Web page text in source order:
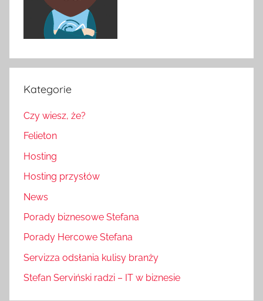
Kategorie
Czy wiesz, że?
Felieton
Hosting
Hosting przysłów
News
Porady biznesowe Stefana
Porady Hercowe Stefana
Servizza odsłania kulisy branży
Stefan Serviński radzi – IT w biznesie